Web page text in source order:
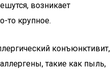
возникает
то крупное.
конъюнктивит,
такие как пыль,